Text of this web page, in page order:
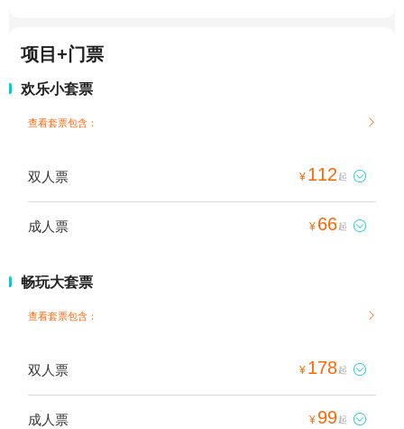
项目+门票
欢乐小套票
查看套票包含： 
双人票 ¥ 112 起 
成人票 ¥ 66起 
畅玩大套票
查看套票包含： 
双人票 ¥ 178起 
成人票 ¥ 99起 